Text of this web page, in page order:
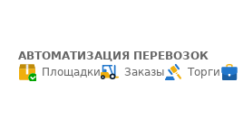
АВТОМАТИЗАЦИЯ ПЕРЕВОЗОК
Площадки
Заказы Торги